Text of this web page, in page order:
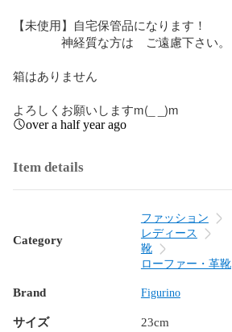
【未使用】自宅保管品になります！
神経質な方は　ご遠慮下さい。
箱はありません
よろしくお願いしますm(_ _)m
over a half year ago
Item details
Category
ファッション
レディース
靴
ローファー・革靴
Brand Figurino
サイズ 23cm